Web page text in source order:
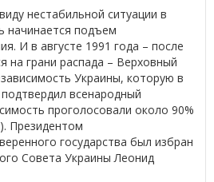
нестабильной ситуации в
начинается подъем
И в августе 1991 года – после
на грани распада – Верховный
Украины, которую в
всенародный
проголосовали около 90%
Президентом
государства был избран
Совета Украины Леонид